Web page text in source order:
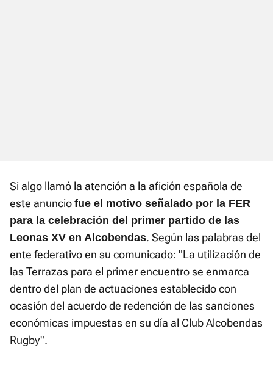
Si algo llamó la atención a la afición española de
este anuncio fue el motivo señalado por la FER
para la celebración del primer partido de las
Leonas XV en Alcobendas. Según las palabras del
ente federativo en su comunicado: "La utilización de
las Terrazas para el primer encuentro se enmarca
dentro del plan de actuaciones establecido con
ocasión del acuerdo de redención de las sanciones
económicas impuestas en su día al Club Alcobendas
Rugby".